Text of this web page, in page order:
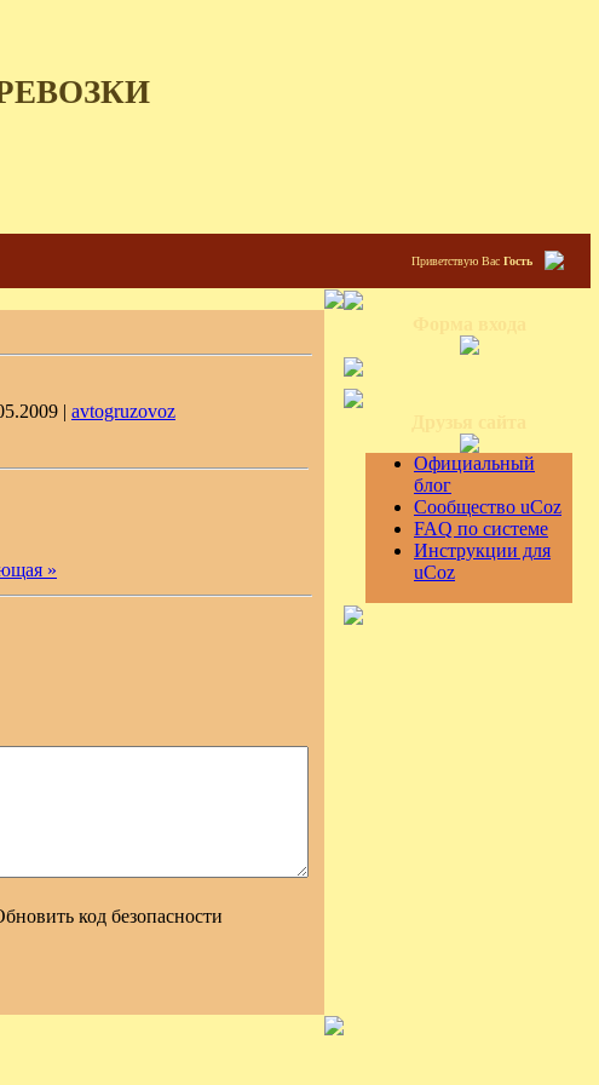
Приветствую Вас Гость
| avtogruzovoz
»
Официальный
блог
Сообщество uCoz
FAQ по системе
Инструкции для
uCoz